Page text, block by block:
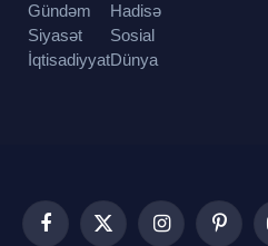
Gündəm
Siyasət
İqtisadiyyat
Hadisə
Sosial
Dünya
Facebook
X
Instagram